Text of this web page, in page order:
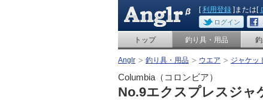
[利用登録 ]または[
ログイン
トップ 釣り具・用品
Anglr 釣り具・用品 ウエア ジャケッ
Columbia（コロンビア）
No.9エクスプレスジャ